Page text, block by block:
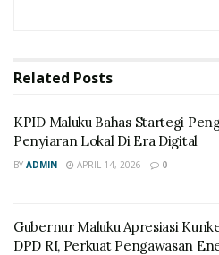
Related Posts
KPID Maluku Bahas Startegi
Penyiaran Lokal Di Era Digital
BY ADMIN APRIL 14, 2026 0
Gubernur Maluku Apresiasi
DPD RI, Perkuat Pengawasan